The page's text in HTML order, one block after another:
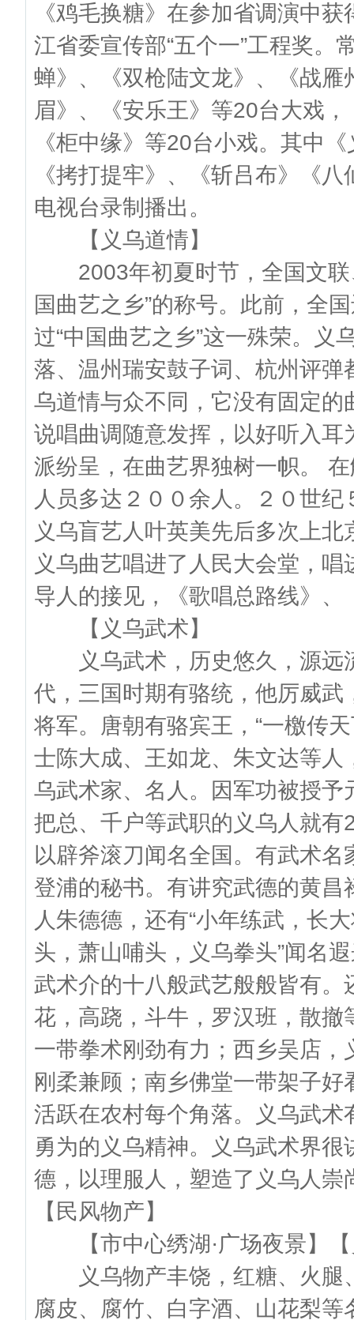
《鸡毛换糖》在参加省调演中
江省委宣传部“五个一”工程奖。
蝉》、《双枪陆文龙》、《战
眉》、《安乐王》等20台大戏
《柜中缘》等20台小戏。其中
《拷打提牢》、《斩吕布》《
电视台录制播出。
【义乌道情】
2003年初夏时节，全国文联
国曲艺之乡”的称号。此前，全
过“中国曲艺之乡”这一殊荣。义
落、温州瑞安鼓子词、杭州评
乌道情与众不同，它没有固定
说唱曲调随意发挥，以好听入
派纷呈，在曲艺界独树一帜。
人员多达２００余人。２０世
义乌盲艺人叶英美先后多次上
义乌曲艺唱进了人民大会堂，
导人的接见，《歌唱总路线》
【义乌武术】
义乌武术，历史悠久，源远
代，三国时期有骆统，他厉威
将军。唐朝有骆宾王，“一檄传
士陈大成、王如龙、朱文达等
乌武术家、名人。因军功被授
把总、千户等武职的义乌人就
以辟斧滚刀闻名全国。有武术
登浦的秘书。有讲究武德的黄昌
人朱德德，还有“小年练武，长
头，萧山哺头，义乌拳头”闻名
武术介的十八般武艺般般皆有
花，高跷，斗牛，罗汉班，散
一带拳术刚劲有力；西乡吴店
刚柔兼顾；南乡佛堂一带架子
活跃在农村每个角落。义乌武
勇为的义乌精神。义乌武术界
德，以理服人，塑造了义乌人崇
【民风物产】
【市中心绣湖·广场夜景】【
义乌物产丰饶，红糖、火腿
腐皮、腐竹、白字酒、山花梨